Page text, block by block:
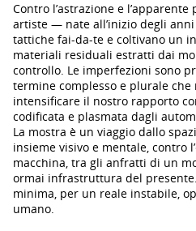
Contro l’astrazione e
artiste — nate all’inizio degli
tattiche fai-da-te e coltivano un
materiali residuali estratti dai
controllo. Le imperfezioni sono
termine complesso e plurale
intensificare il nostro rapporto
codificata e plasmata dagli
La mostra è un viaggio dallo
insieme visivo e mentale, contro
macchina, tra gli anfratti di un
ormai infrastruttura del
minima, per un reale instabile,
umano.